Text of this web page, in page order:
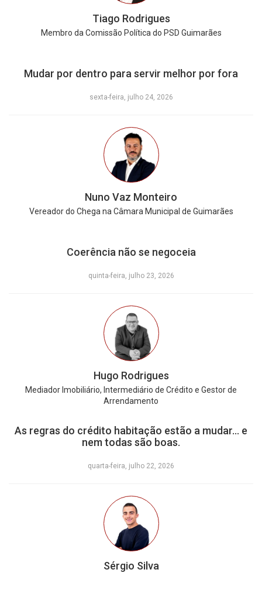
Tiago Rodrigues
Membro da Comissão Política do PSD Guimarães
Mudar por dentro para servir melhor por fora
sexta-feira, julho 24, 2026
Nuno Vaz Monteiro
Vereador do Chega na Câmara Municipal de Guimarães
Coerência não se negoceia
quinta-feira, julho 23, 2026
Hugo Rodrigues
Mediador Imobiliário, Intermediário de Crédito e Gestor de
Arrendamento
As regras do crédito habitação estão a mudar… e
nem todas são boas.
quarta-feira, julho 22, 2026
Sérgio Silva